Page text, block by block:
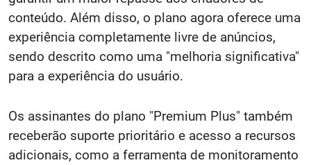
conteúdo. Além disso, o plano agora oferece uma
experiência completamente livre de anúncios,
sendo descrito como uma "melhoria significativa"
para a experiência do usuário.
Os assinantes do plano "Premium Plus" também
receberão suporte prioritário e acesso a recursos
adicionais, como a ferramenta de monitoramento